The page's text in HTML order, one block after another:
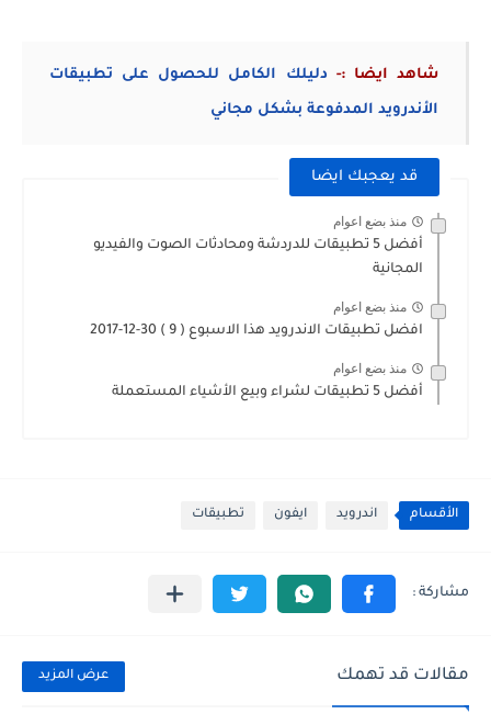
شاهد ايضا :- دليلك الكامل للحصول على تطبيقات
الأندرويد المدفوعة بشكل مجاني
قد يعجبك ايضا
منذ بضع اعوام
أفضل 5 تطبيقات للدردشة ومحادثات الصوت والفيديو
المجانية
منذ بضع اعوام
افضل تطبيقات الاندرويد هذا الاسبوع ( 9 ) 30-12-2017
منذ بضع اعوام
أفضل 5 تطبيقات لشراء وبيع الأشياء المستعملة
الأقسام اندرويد ايفون تطبيقات
مقالات قد تهمك عرض المزيد